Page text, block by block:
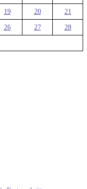
19 20 21
26 27 28